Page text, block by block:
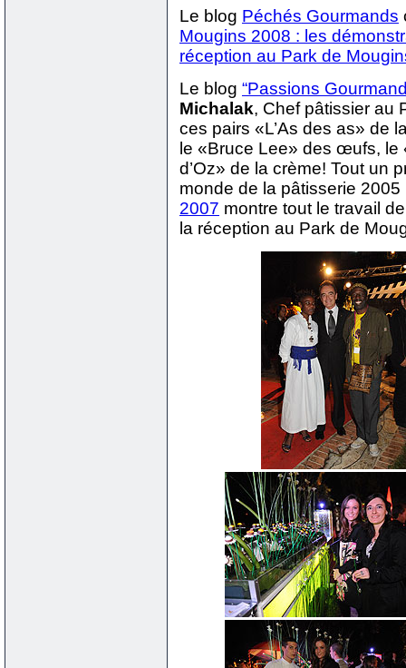
Le blog Péchés Gourmands
Mougins 2008 : les
réception au Park de
Le blog “Passions
Michalak, Chef pâtissier au
ces pairs «L’As des as» de
le «Bruce Lee» des œufs, le
d’Oz» de la crème! Tout un
monde de la pâtisserie
2007 montre tout le travail
la réception au Park de